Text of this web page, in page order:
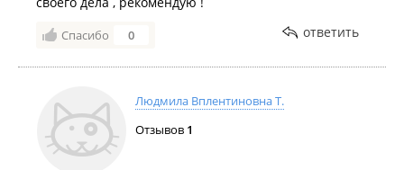
Спасибо 0 ответить
Людмила Вплентиновна Т.
Отзывов 1